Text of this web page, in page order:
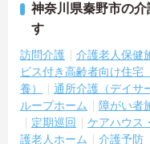
神奈川県秦野市の
す
訪問介護 介護老人保健
ビス付き高齢者向け住宅
養）
通所介護（デイサ
ループホーム
障がい者
定期巡回
ケアハウス
護老人ホーム
介護予防